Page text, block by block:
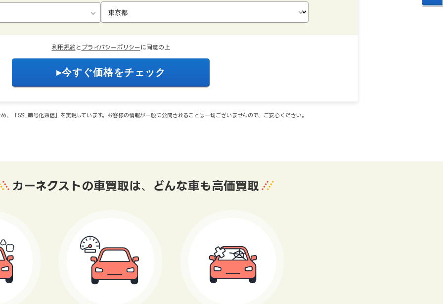
利用規約 と プライバシーポリシー に同意の上
、「SSL暗号化通信」を実現しています。お客様の情報が一般に公開されることは一切ございませんので、ご安心ください。
カーネクストの車買取は、 どんな車も高価買取